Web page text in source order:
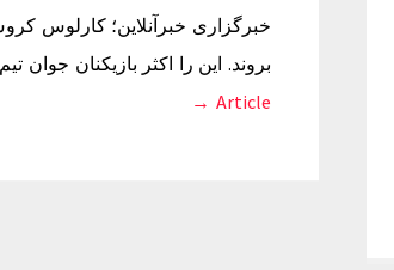
خبرگزاری خبرآنلاین؛ کارلوس
بروند. این را اکثر بازیکنان
Article →